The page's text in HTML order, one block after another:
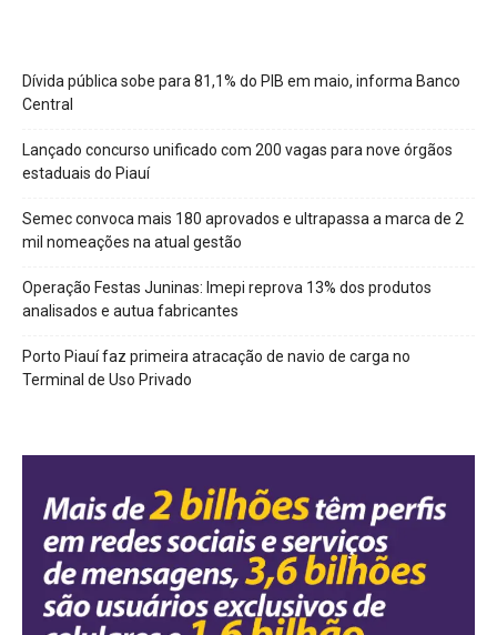
Dívida pública sobe para 81,1% do PIB em maio, informa Banco
Central
Lançado concurso unificado com 200 vagas para nove órgãos
estaduais do Piauí
Semec convoca mais 180 aprovados e ultrapassa a marca de 2
mil nomeações na atual gestão
Operação Festas Juninas: Imepi reprova 13% dos produtos
analisados e autua fabricantes
Porto Piauí faz primeira atracação de navio de carga no
Terminal de Uso Privado